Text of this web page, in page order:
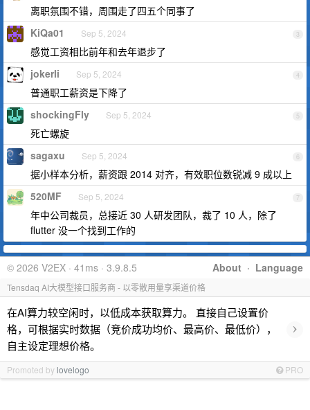
离职氛围不错，周围走了四五个同事了
3
KiQa01 Sep 5, 2024
感觉工资相比前年和去年退步了
4
jokerli Sep 5, 2024
普通职工薪资是下降了
5
shockingFly Sep 5, 2024
死亡螺旋
6
sagaxu Sep 5, 2024
据小样本分析，薪资跟 2014 对齐，有效职位数锐减 9 成以上
7
520MF Sep 5, 2024
年中公司裁员，总接近 30 人研发团队，裁了 10 人，除了
flutter 没一个找到工作的
About · Language
© 2026 V2EX · 41ms · 3.9.8.5
Tensdaq AI大模型接口服务商 - 以零散用量享渠道价格
在AI算力较空闲时，以低成本获取算力。 直接自己设置价
格，可根据实时数据（竞价成功均价、最高价、最低价），
自主设定理想价格。
›
Promoted bylovelogo PRO